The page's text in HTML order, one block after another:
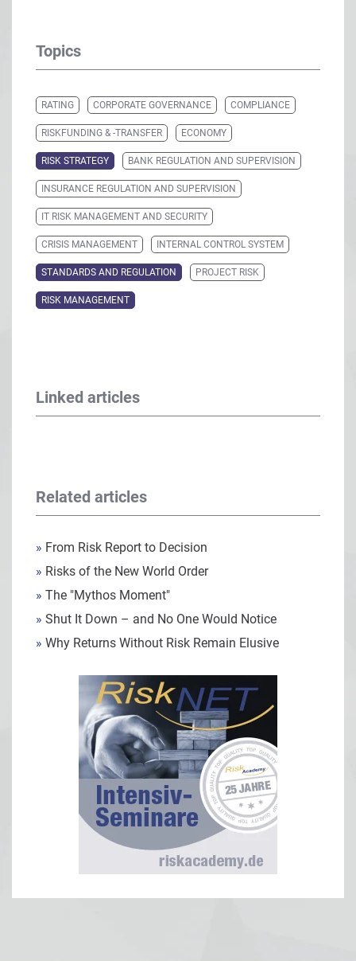
Topics
RATING CORPORATE GOVERNANCE COMPLIANCE
RISKFUNDING & -TRANSFER ECONOMY
RISK STRATEGY BANK REGULATION AND SUPERVISION
INSURANCE REGULATION AND SUPERVISION
IT RISK MANAGEMENT AND SECURITY
CRISIS MANAGEMENT INTERNAL CONTROL SYSTEM
STANDARDS AND REGULATION PROJECT RISK
RISK MANAGEMENT
Linked articles
Related articles
» From Risk Report to Decision
» Risks of the New World Order
» The "Mythos Moment"
» Shut It Down – and No One Would Notice
» Why Returns Without Risk Remain Elusive